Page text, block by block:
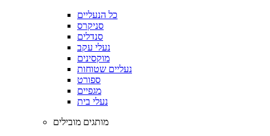
כל הנעליים
סניקרס
סנדלים
נעלי עקב
מוקסינים
נעליים שטוחות
ספורט
מגפיים
נעלי בית
מותגים מובילים